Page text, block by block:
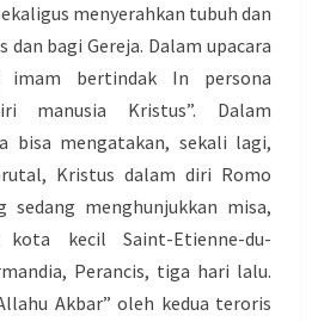
menyerahkan tubuh dan
dan bagi Gereja. Dalam upacara
imam bertindak In persona
manusia Kristus”. Dalam
bisa mengatakan, sekali lagi,
Kristus dalam diri Romo
sedang menghunjukkan misa,
kecil Saint-Etienne-du-
Perancis, tiga hari lalu.
Akbar” oleh kedua teroris